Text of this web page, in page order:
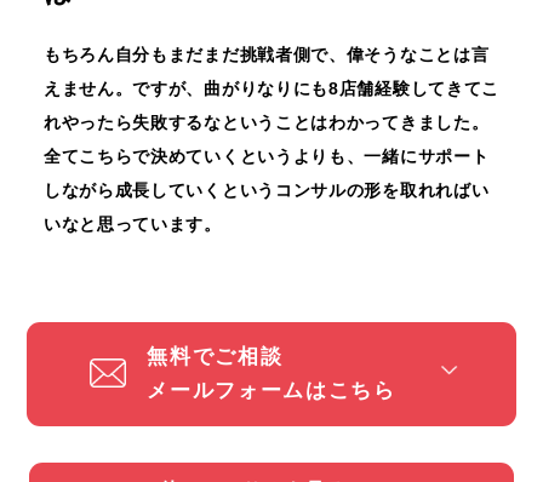
もちろん自分もまだまだ挑戦者側で、偉そうなことは言
えません。ですが、曲がりなりにも8店舗経験してきてこ
れやったら失敗するなということはわかってきました。
全てこちらで決めていくというよりも、一緒にサポート
しながら成長していくというコンサルの形を取れればい
いなと思っています。
無料でご相談
メールフォームはこちら